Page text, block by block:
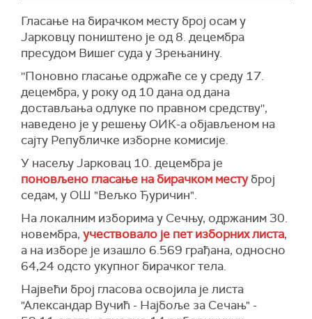
Гласање на бирачком месту број осам у
Јарковцу поништено је од 8. децембра
пресудом Вишег суда у Зрењанину.
''Поновно гласање одржаће се у среду 17.
децембра, у року од 10 дана од дана
достављања одлуке по правном средству'',
наведено је у решењу ОИК-а објављеном на
сајту Републичке изборне комисије.
У насељу Јарковац 10. децембра је
поновљено гласање на бирачком местуброј
седам, у ОШ "Вељко Ђуричин".
На локалним изборима у Сечњу, одржаним 30.
новембра, учествовало је пет изборних листа,
а на изборе је изашло 6.569 грађана, односно
64,24 одсто укупног бирачког тела.
Највећи број гласова освојила је листа
"Александар Вучић - Најбоље за Сечањ" -